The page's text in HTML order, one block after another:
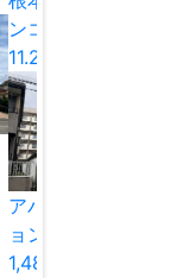
ンコーポ 4階
11.2坪
アパート／マンシ
ョン（一棟）
1,480